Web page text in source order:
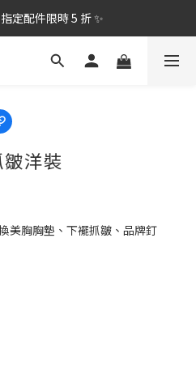
｜跨境滿$8000TWD 免運 >
｜夏季洋裝單件8折🎁
｜跨境滿$8000TWD 免運 >
洋裝
美胸胸墊、下襬抓皺、品牌釘